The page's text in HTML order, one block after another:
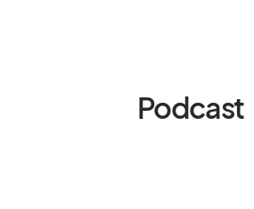
Podcast